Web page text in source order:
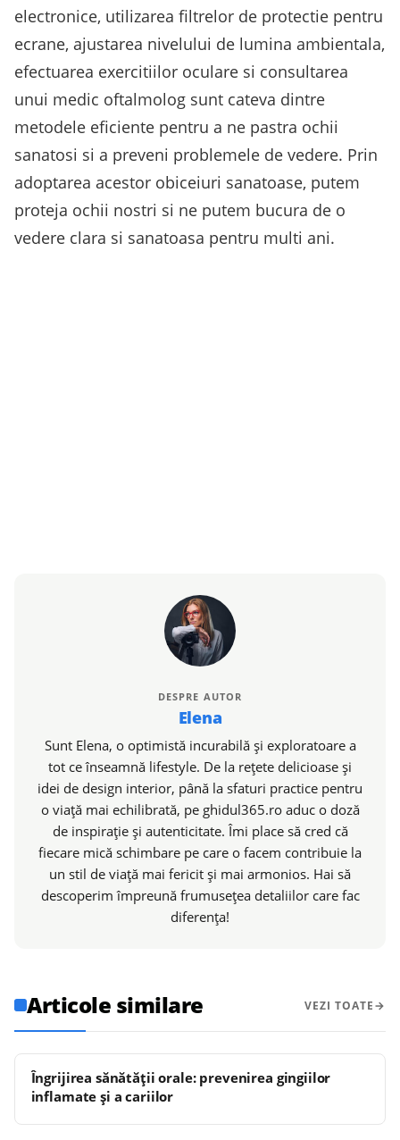
electronice, utilizarea filtrelor de protectie pentru
ecrane, ajustarea nivelului de lumina ambientala,
efectuarea exercitiilor oculare si consultarea
unui medic oftalmolog sunt cateva dintre
metodele eficiente pentru a ne pastra ochii
sanatosi si a preveni problemele de vedere. Prin
adoptarea acestor obiceiuri sanatoase, putem
proteja ochii nostri si ne putem bucura de o
vedere clara si sanatoasa pentru multi ani.
DESPRE AUTOR
Elena
Sunt Elena, o optimistă incurabilă și exploratoare a
tot ce înseamnă lifestyle. De la rețete delicioase și
idei de design interior, până la sfaturi practice pentru
o viață mai echilibrată, pe ghidul365.ro aduc o doză
de inspirație și autenticitate. Îmi place să cred că
fiecare mică schimbare pe care o facem contribuie la
un stil de viață mai fericit și mai armonios. Hai să
descoperim împreună frumusețea detaliilor care fac
diferența!
Articole similare VEZI TOATE
Îngrijirea sănătății orale: prevenirea gingiilor
inflamate și a cariilor